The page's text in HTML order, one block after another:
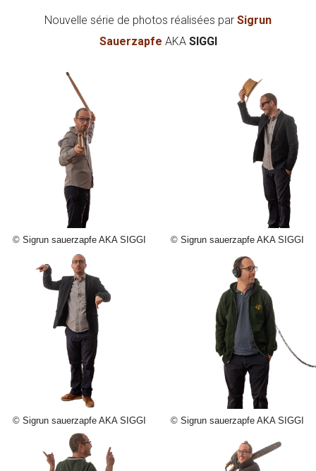
Nouvelle série de photos réalisées par Sigrun
Sauerzapfe AKA SIGGI
© Sigrun sauerzapfe AKA SIGGI © Sigrun sauerzapfe AKA SIGGI
© Sigrun sauerzapfe AKA SIGGI © Sigrun sauerzapfe AKA SIGGI